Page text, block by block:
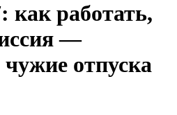
как работать,
—
отпуска